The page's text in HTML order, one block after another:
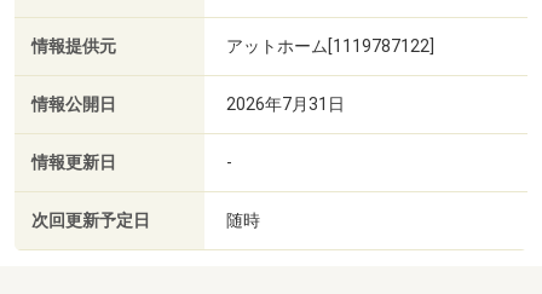
情報提供元 アットホーム[1119787122]
情報公開日 2026年7月31日
情報更新日 -
次回更新予定日 随時